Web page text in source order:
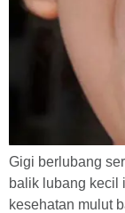
Gigi berlubang
balik lubang kecil
kesehatan mulut